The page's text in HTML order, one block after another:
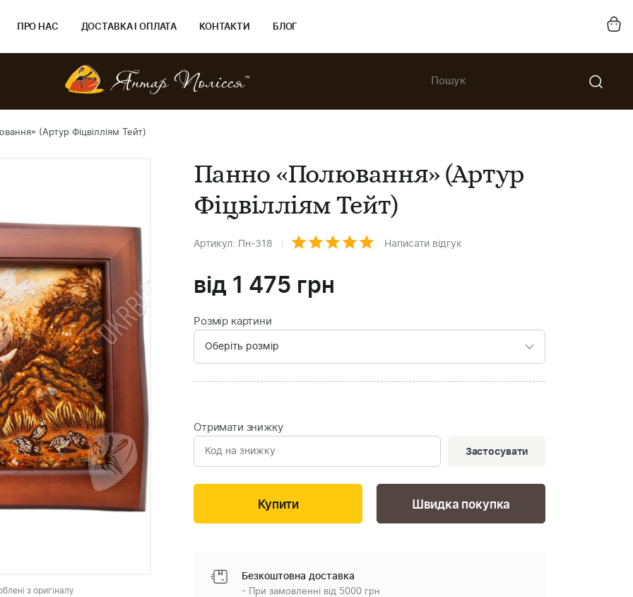
ПРО НАС ДОСТАВКА І ОПЛАТА КОНТАКТИ БЛОГ
(Артур Фіцвілліям Тейт)
з оригіналу
Панно «Полювання» (Артур
Фіцвілліям Тейт)
Артикул: Пн-318 Написати відгук
від 1 475 грн
Розмір картини
Отримати знижку
Застосувати
Швидка покупка
Безкоштовна доставка
- При замовленні від 5000 грн